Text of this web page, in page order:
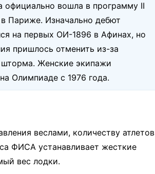
официально вошла в программу II
Париже. Изначально дебют
на первых ОИ-1896 в Афинах, но
пришлось отменить из-за
шторма. Женские экипажи
Олимпиаде с 1976 года.
веслами, количеству атлетов
ФИСА устанавливает жесткие
вес лодки.